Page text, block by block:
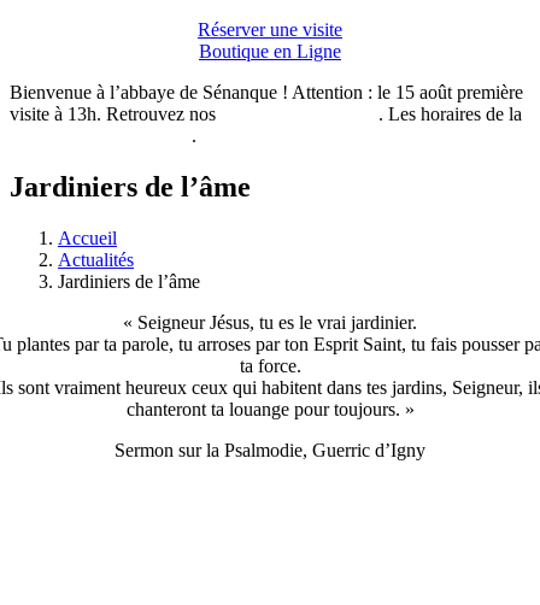
Réserver une visite
Boutique en Ligne
Bienvenue à l’abbaye de Sénanque ! Attention : le 15 août première
visite à 13h. Retrouvez nos
. Les horaires de la
.
Jardiniers de l’âme
Accueil
Actualités
Jardiniers de l’âme
« Seigneur Jésus, tu es le vrai jardinier.
plantes par ta parole, tu arroses par ton Esprit Saint, tu fais pousser
ta force.
sont vraiment heureux ceux qui habitent dans tes jardins, Seigneur,
chanteront ta louange pour toujours. »
Sermon sur la Psalmodie, Guerric d’Igny